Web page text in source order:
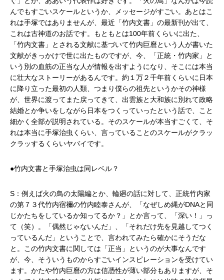
んでもすごいスケールというか、メッセージがすごい。あとはこ
れは手塚ではありませんが、最近「竹内文書」の最新刊が出て、
これは古神道のお話です。もともとは100年前くらいに出た、
「竹内文書」とされる文献に基づいて竹内巨麿という人が書いた
文献がきっかけで世に出たものですが、今、「正統・竹内家」と
いう別の血筋の正当な人が情報を出すようになり、そこには本当
に壮大なストーリーがあるんです。約１万２千年前くらいに日本
に降り立った最初の人類、つまり僕らの祖先というかその神様
が、世界に渡ってまた戻ってきて、出雲族と大和族に別れて政略
結婚とか争いをしながら日本をつくっていったという話で、こと
細かく全部が説明されている。そのスケールが本当すごくて、そ
れは本当に手塚治虫くらい、言っていることのスケールがクラッ
クラッするくらいヤバイです。
●竹内文書と手塚治虫は同レベル？
S：例えば火の鳥の太陽編とか、輪廻の話に対して、正統竹内家
の第７３代竹内宿禰の竹内睦泰さんが、「なぜしめ縄がDNAと同
じかたちをしているか知ってるか？」とか言って、「深い！」っ
て（笑）。「偶然じゃないんだ」、「それだけ先を見越してつく
っているんだ」ということで、言われてみたら確かにそうだな
と。この竹内文書に関しては「正当」というのが大事なんです
が、今、そういうものからすごいインスピレーションを受けてい
ます。かたや竹内巨麿の方は信憑性が薄い部分もありますが、そ